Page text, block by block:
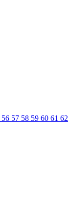
56 57 58 59 60 61 62